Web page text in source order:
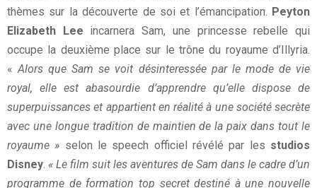
thèmes sur la découverte de soi et l’émancipation. Peyton
Elizabeth Lee incarnera Sam, une princesse rebelle qui
occupe la deuxième place sur le trône du royaume d’Illyria.
«Alors que Sam se voit désinteressée par le mode de vie
royal, elle est abasourdie d’apprendre qu’elle dispose de
superpuissances et appartient en réalité à une société secrète
avec une longue tradition de maintien de la paix dans tout le
royaume » selon le speech officiel révélé par les studios
Disney. « Le film suit les aventures de Sam dans le cadre d’un
programme de formation top secret destiné à une nouvelle